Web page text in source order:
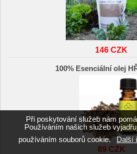
146 CZK
100% Esenciální olej
89 CZK
Při poskytování služeb nám
Používáním našich služeb
používáním souborů cookie.Další